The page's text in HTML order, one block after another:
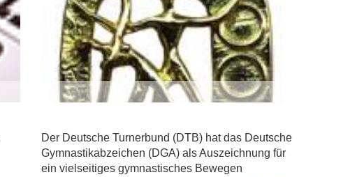
Der Deutsche Turnerbund (DTB) hat das Deutsche
Gymnastikabzeichen (DGA) als Auszeichnung für
ein vielseitiges gymnastisches Bewegen